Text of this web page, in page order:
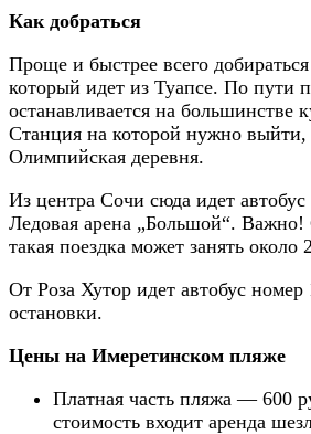
Как добраться
Проще и быстрее всего
который идет из Туапсе. По пути
останавливается на большинстве
Станция на которой нужно выйти,
Олимпийская деревня.
Из центра Сочи сюда идет автобус
Ледовая арена „Большой“.
такая поездка может занять около
От Роза Хутор идет автобус
остановки.
Цены на Имеретинском пляже
Платная часть пляжа — 600
стоимость входит аренда